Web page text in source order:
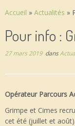
Accueil » Actualités »
Pour info :
27 mars 2019dans
Opérateur Parcours
Grimpe et Cimes
cet été (juillet et août).